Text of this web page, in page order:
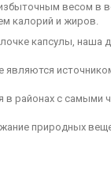
весом в
калорий и жиров.
капсулы, наша
являются
районах с самыми
природных